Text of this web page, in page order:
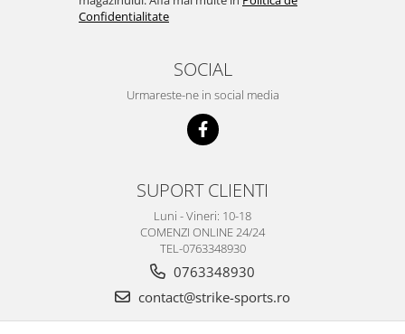
Confidentialitate
SOCIAL
Urmareste-ne in social media
SUPORT CLIENTI
Luni - Vineri: 10-18
COMENZI ONLINE 24/24
TEL-0763348930
0763348930
contact@strike-sports.ro